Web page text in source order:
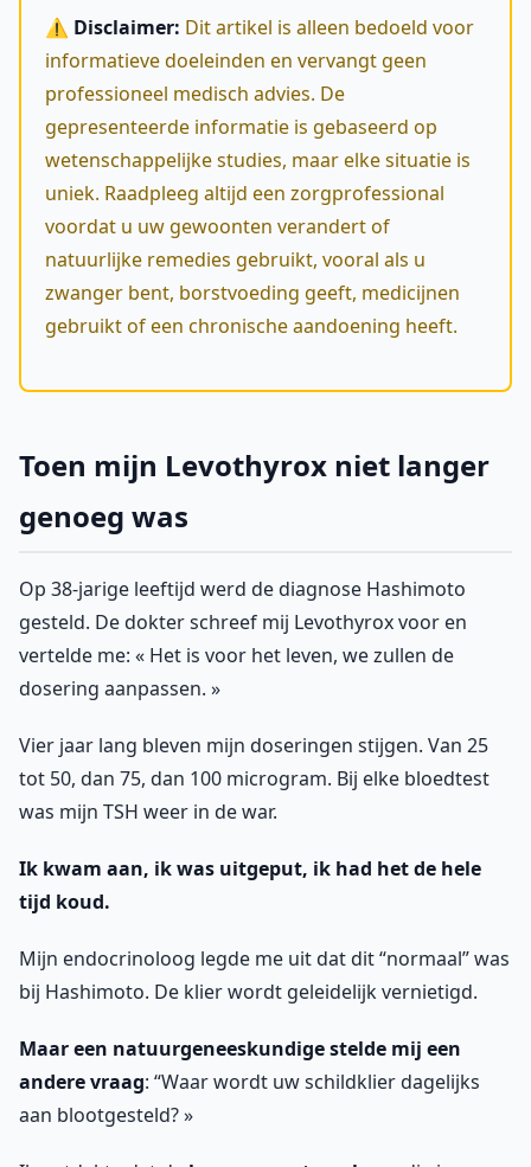
⚠️ Disclaimer: Dit artikel is alleen bedoeld voor
informatieve doeleinden en vervangt geen
professioneel medisch advies. De
gepresenteerde informatie is gebaseerd op
wetenschappelijke studies, maar elke situatie is
uniek. Raadpleeg altijd een zorgprofessional
voordat u uw gewoonten verandert of
natuurlijke remedies gebruikt, vooral als u
zwanger bent, borstvoeding geeft, medicijnen
gebruikt of een chronische aandoening heeft.
Toen mijn Levothyrox niet langer
genoeg was
Op 38-jarige leeftijd werd de diagnose Hashimoto
gesteld. De dokter schreef mij Levothyrox voor en
vertelde me: « Het is voor het leven, we zullen de
dosering aanpassen. »
Vier jaar lang bleven mijn doseringen stijgen. Van 25
tot 50, dan 75, dan 100 microgram. Bij elke bloedtest
was mijn TSH weer in de war.
Ik kwam aan, ik was uitgeput, ik had het de hele
tijd koud.
Mijn endocrinoloog legde me uit dat dit “normaal” was
bij Hashimoto. De klier wordt geleidelijk vernietigd.
Maar een natuurgeneeskundige stelde mij een
andere vraag: “Waar wordt uw schildklier dagelijks
aan blootgesteld? »